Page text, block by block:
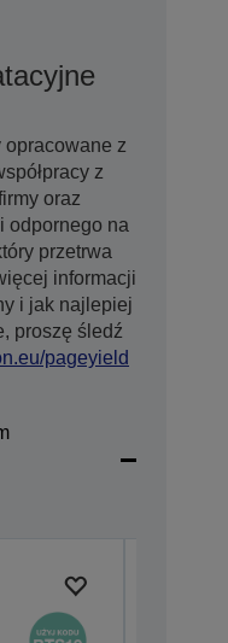
opracowane z
z
oraz
odpornego na
przetrwa
informacji
i jak najlepiej
proszę śledź
pageyield